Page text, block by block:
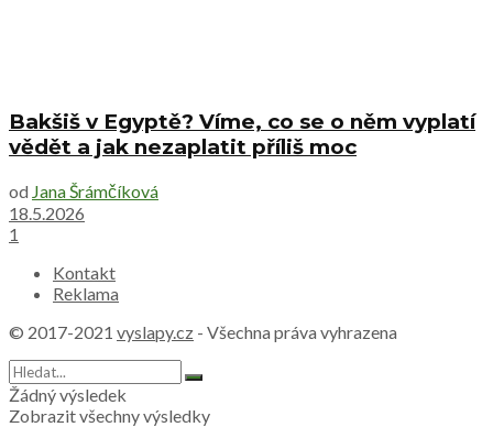
Bakšiš v Egyptě? Víme, co se o něm vyplatí
vědět a jak nezaplatit příliš moc
od Jana Šrámčíková
18.5.2026
1
Kontakt
Reklama
© 2017-2021 vyslapy.cz - Všechna práva vyhrazena
Žádný výsledek
Zobrazit všechny výsledky